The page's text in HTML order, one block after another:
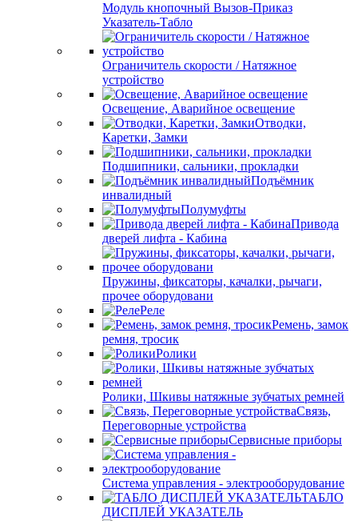
Модуль кнопочный Вызов-Приказ
Указатель-Табло
Ограничитель скорости / Натяжное
устройство
Освещение, Аварийное освещение
Отводки,
Каретки, Замки
Подшипники, сальники, прокладки
Подъёмник
инвалидный
Полумуфты
Привода
дверей лифта - Кабина
Пружины, фиксаторы, качалки, рычаги,
прочее оборудовани
Реле
Ремень, замок
ремня, тросик
Ролики
Ролики, Шкивы натяжные зубчатых ремней
Связь,
Переговорные устройства
Сервисные приборы
Система управления - электрооборудование
ТАБЛО
ДИСПЛЕЙ УКАЗАТЕЛЬ